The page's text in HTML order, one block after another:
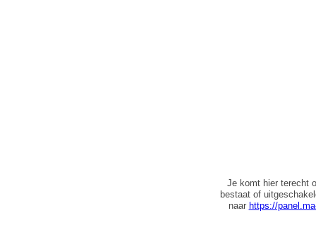
Je komt hier terecht
bestaat of
naar https://